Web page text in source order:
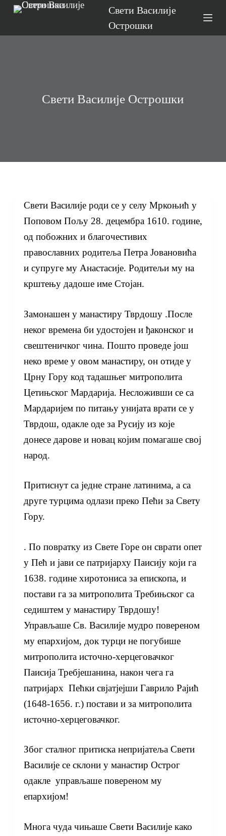
S
Свети Василије
Острошки
Свети Василије Острошки
Свети Василије роди се у селу Мркоњић у
Поповом Пољу 28. децембра 1610. године,
од побожних и благочестивих
православних родитеља Петра Јовановића
и супруге му Анастасије. Родитељи му на
крштењу дадоше име Стојан.
Замонашен у манастиру Тврдошу .После
неког времена би удостојен и ђаконског и
свештеничког чина. Пошто проведе још
неко време у овом манастиру, он отиде у
Црну Гору код тадашњег митрополита
Цетињског Мардарија. Несложивши се са
Мардаријем по питању унијата врати се у
Тврдош, одакле оде за Русију из које
донесе дарове и новац којим помагаше свој
народ.
Притиснут са једне стране латинима, а са
друге турцима одлази преко Пећи за Свету
Гору.
. По повратку из Свете Горе он сврати опет
у Пећ и јави се патријарху Паисију који га
1638. године хиротониса за епископа, и
постави га за митрополита Требињског са
седиштем у манастиру Тврдошу!
Управљаше Св. Василије мудро повереном
му епархијом, док турци не погубише
митрополита источно-херцеговачког
Паисија Требјешанина, након чега га
патријарх Пећки свјатјејши Гаврило Рајић
(1648-1656. г.) постави и за митрополита
источно-херцеговачког.
Због сталног притиска непријатеља Свети
Василије се склони у манастир Острог
одакле управљаше повереном му
епархијом!
Многа чуда чињаше Свети Василије како